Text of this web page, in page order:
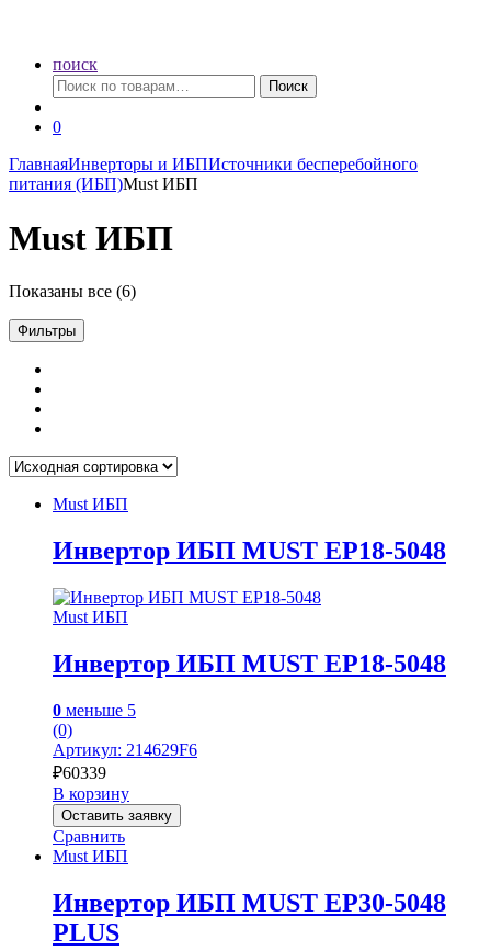
поиск
Искать:
Поиск
0
ГлавнаяИнверторы и ИБПИсточники бесперебойного
питания (ИБП)Must ИБП
Must ИБП
Показаны все (6)
Фильтры
Must ИБП
Инвертор ИБП MUST EP18-5048
Must ИБП
Инвертор ИБП MUST EP18-5048
0 меньше 5
(0)
Артикул: 214629F6
₽60339
В корзину
Оставить заявку
Сравнить
Must ИБП
Инвертор ИБП MUST EP30-5048
PLUS